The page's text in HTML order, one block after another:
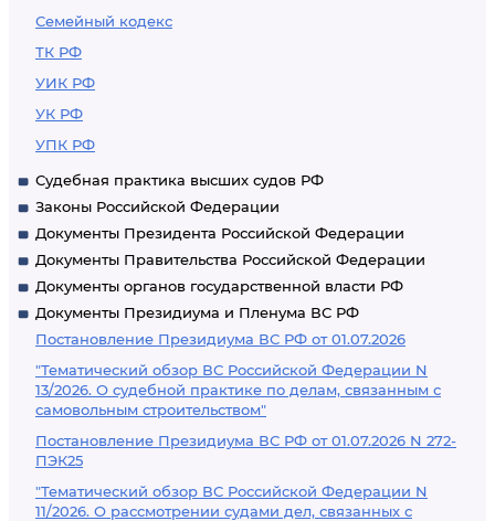
Семейный кодекс
ТК РФ
УИК РФ
УК РФ
УПК РФ
Судебная практика высших судов РФ
Законы Российской Федерации
Документы Президента Российской Федерации
Документы Правительства Российской Федерации
Документы органов государственной власти РФ
Документы Президиума и Пленума ВС РФ
Постановление Президиума ВС РФ от 01.07.2026
"Тематический обзор ВС Российской Федерации N
13/2026. О судебной практике по делам, связанным с
самовольным строительством"
Постановление Президиума ВС РФ от 01.07.2026 N 272-
ПЭК25
"Тематический обзор ВС Российской Федерации N
11/2026. О рассмотрении судами дел, связанных с